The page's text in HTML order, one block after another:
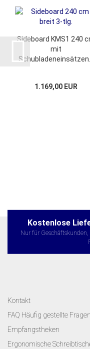
Sideboard KMS1 240
mit
1.169,00 EUR
Kostenlose
Nur für
Kontakt
FAQ Häufig gestellte Fragen
Empfangstheken
Ergonomische